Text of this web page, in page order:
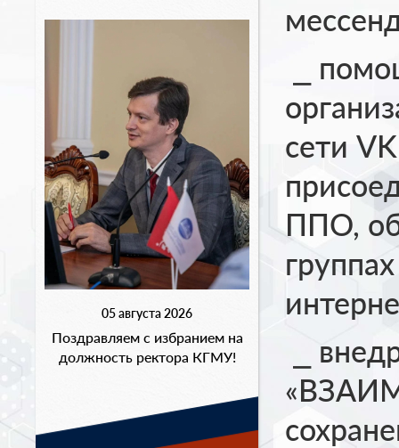
05 августа 2026
Поздравляем с избранием на
должность ректора КГМУ!
⎯
сети
ППО,
⎯